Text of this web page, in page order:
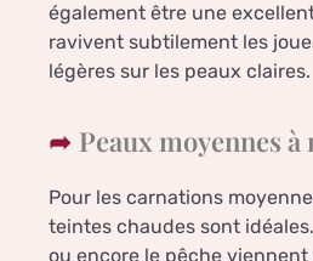
également être une
ravivent subtilement les
légères sur les peaux claires.
Peaux moyennes à
Pour les carnations
teintes chaudes sont
ou encore le pêche